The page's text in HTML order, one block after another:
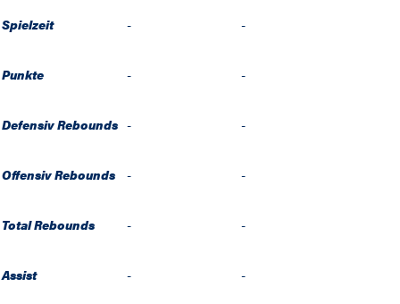
Spielzeit - -
Punkte - -
Defensiv Rebounds - -
Offensiv Rebounds - -
Total Rebounds - -
Assist - -